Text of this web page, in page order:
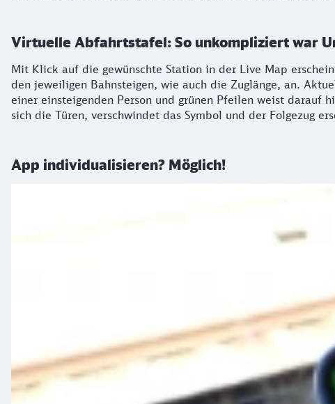
Virtuelle Abfahrtstafel: So unkompliziert war
Mit Klick auf die gewünschte Station in der Live Map
den jeweiligen Bahnsteigen, wie auch die Zuglänge, an.
einer einsteigenden Person und grünen Pfeilen weist darauf
sich die Türen, verschwindet das Symbol und der Folgezug
App individualisieren? Möglich!